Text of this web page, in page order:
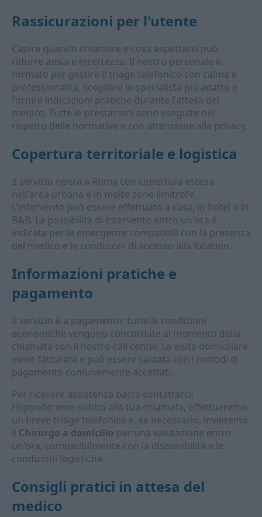
Rassicurazioni per l'utente
Capire quando chiamare e cosa aspettarsi può
ridurre ansia e incertezza. Il nostro personale è
formato per gestire il triage telefonico con calma e
professionalità, scegliere lo specialista più adatto e
fornire indicazioni pratiche durante l'attesa del
medico. Tutte le prestazioni sono eseguite nel
rispetto delle normative e con attenzione alla privacy.
Copertura territoriale e logistica
Il servizio opera a Roma con copertura estesa
nell'area urbana e in molte zone limitrofe.
L'intervento può essere effettuato a casa, in hotel o in
B&B. La possibilità di intervento entro un'ora è
indicata per le emergenze compatibili con la presenza
del medico e le condizioni di accesso alla location.
Informazioni pratiche e
pagamento
Il servizio è a pagamento: tutte le condizioni
economiche vengono concordate al momento della
chiamata con il nostro call center. La visita domiciliare
viene fatturata e può essere saldata con i metodi di
pagamento comunemente accettati.
Per ricevere assistenza basta contattarci:
risponderemo subito alla tua chiamata, effettueremo
un breve triage telefonico e, se necessario, invieremo
Chirurgo a domicilio per una valutazione entro
un'ora, compatibilmente con la disponibilità e le
condizioni logistiche.
Consigli pratici in attesa del
medico